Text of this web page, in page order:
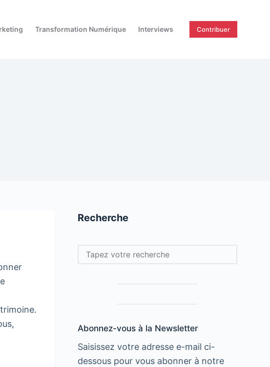
Transformation Numérique Interviews Contribuer
Recherche
Rechercher
Abonnez-vous à la Newsletter
Saisissez votre adresse e-mail ci-
dessous pour vous abonner à notre